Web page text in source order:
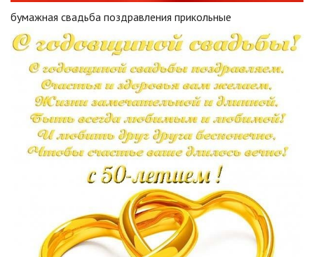
бумажная свадьба поздравления прикольные